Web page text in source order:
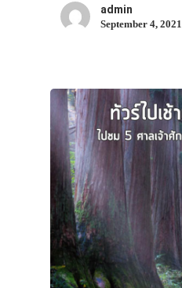
admin
September 4, 2021